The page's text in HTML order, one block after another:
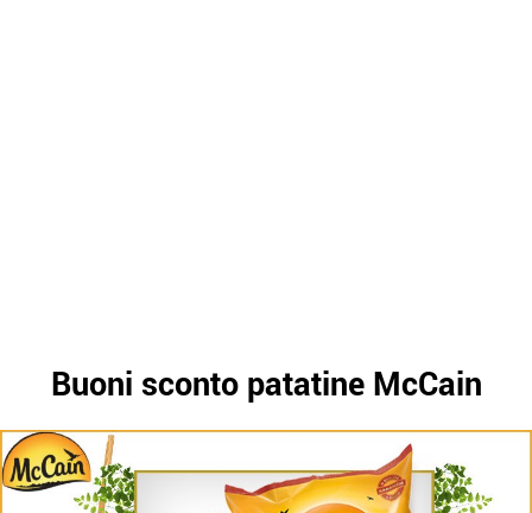
Buoni sconto patatine McCain